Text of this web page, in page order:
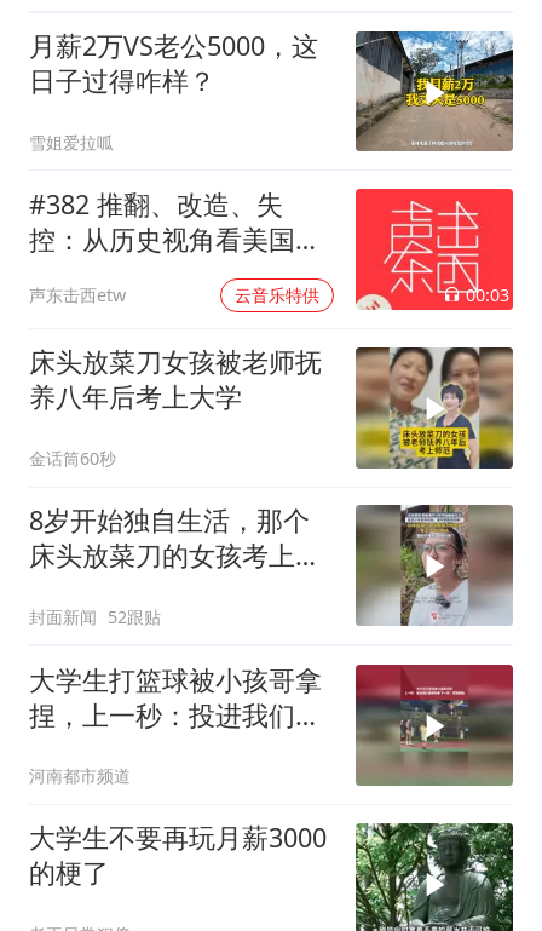
月薪2万VS老公5000，这
日子过得咋样？
雪姐爱拉呱
#382 推翻、改造、失
控：从历史视角看美国的
中东介入和事与愿违
声东击西etw 云音乐特供 00:03
床头放菜刀女孩被老师抚
养八年后考上大学
金话筒60秒
8岁开始独自生活，那个
床头放菜刀的女孩考上了
是成为你”
封面新闻 52跟贴
大学生打篮球被小孩哥拿
捏，上一秒：投进我们做
河南都市频道
大学生不要再玩月薪3000
的梗了